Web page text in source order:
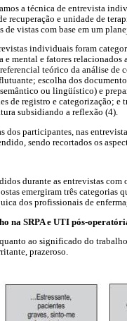
a técnica de entrevista
recuperação e unidade de
de vistas com base em um
individuais foram
e mental e fatores
teórico da análise de
escolha dos
ou lingüístico) e
de registro e categorização; e
subsidiando a reflexão (4).
dos participantes, nas
sendo recortados os
durante as entrevistas
emergiram três
dos profissionais de
na SRPA e UTI pós-
quanto ao significado do
prazeroso.